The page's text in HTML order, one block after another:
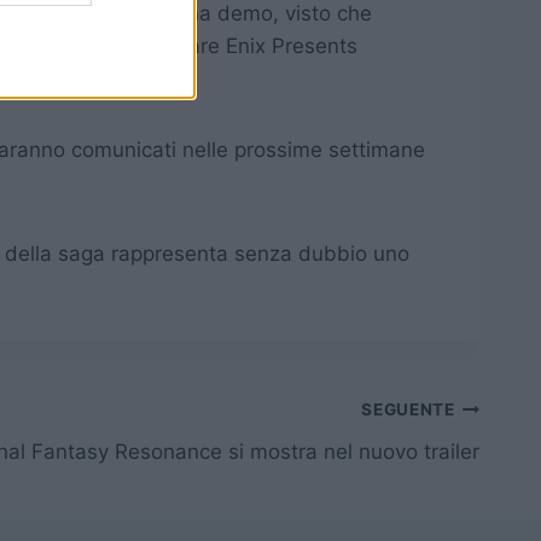
Immagino con una demo, visto che
anche uno Square Enix Presents
comunicati nelle prossime settimane
saga rappresenta senza dubbio uno
SEGUENTE
Fantasy Resonance si mostra nel nuovo trailer